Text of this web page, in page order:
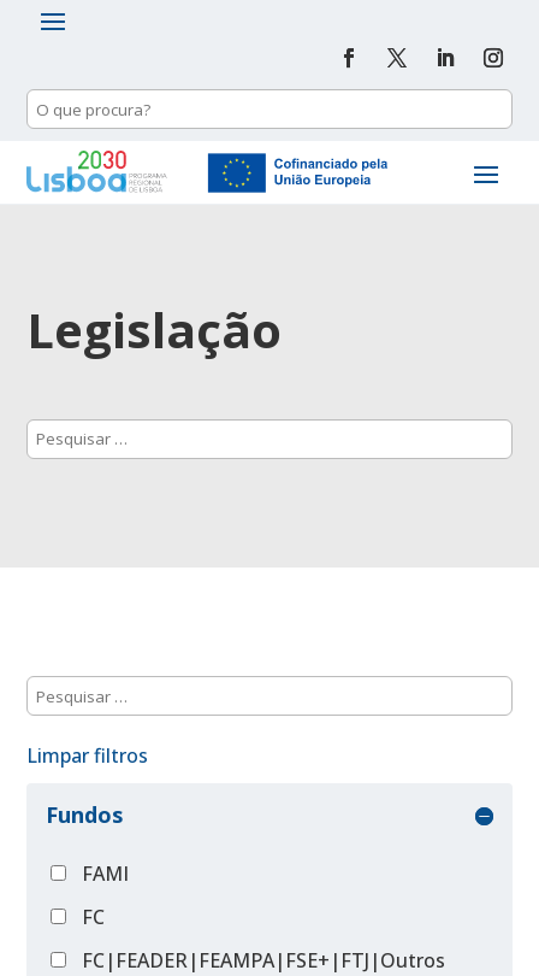
Legislação
Limpar filtros
Fundos
FAMI
FC
FC|FEADER|FEAMPA|FSE+|FTJ|Outros